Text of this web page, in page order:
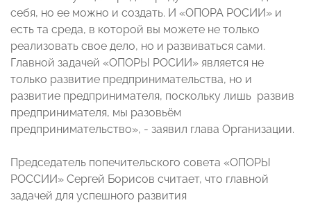
себя, но ее можно и создать. И «ОПОРА РОСИИ» и
есть та среда, в которой вы можете не только
реализовать свое дело, но и развиваться сами.
Главной задачей «ОПОРЫ РОСИИ» является не
только развитие предпринимательства, но и
развитие предпринимателя, поскольку лишь развив
предпринимателя, мы разовьём
предпринимательство», - заявил глава Организации.
Председатель попечительского совета «ОПОРЫ
РОССИИ» Сергей Борисов считает, что главной
задачей для успешного развития